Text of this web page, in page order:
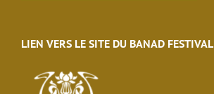
LIEN VERS LE SITE DU BANAD FESTIVAL